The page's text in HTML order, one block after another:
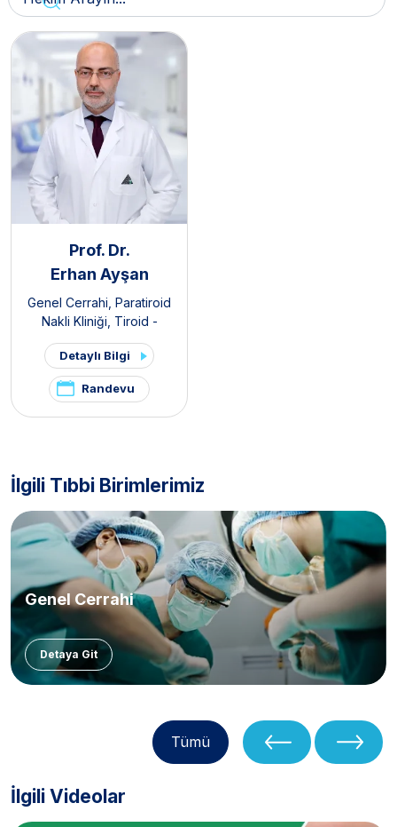
Prof. Dr.
Erhan Ayşan
Genel Cerrahi, Paratiroid
Nakli Kliniği, Tiroid -
Paratiroid Hastalıkları ve
Cerrahisi Kliniği,Endokrin
Cerrahisi
Detaylı Bilgi
Randevu
İlgili Tıbbi Birimlerimiz
Genel Cerrahi
Detaya Git
Tümü
İlgili Videolar